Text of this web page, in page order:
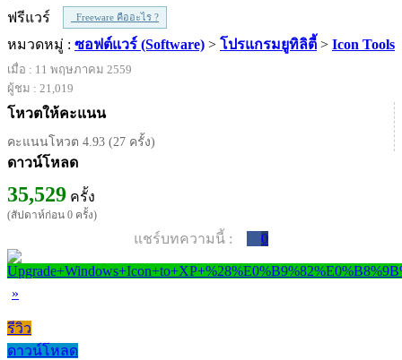
ฟรีแวร์
Freeware คืออะไร ?
หมวดหมู่ : ซอฟต์แวร์ (Software) > โปรแกรมยูทิลิตี้ > Icon Tools
เมื่อ : 11 พฤษภาคม 2559
ผู้ชม : 21,019
โหวตให้คะแนน
คะแนนโหวต 4.93 (27 ครั้ง)
ดาวน์โหลด
35,529 ครั้ง
(สัปดาห์ก่อน 0 ครั้ง)
แชร์บทความนี้ : 0
»
รีวิว
ดาวน์โหลด